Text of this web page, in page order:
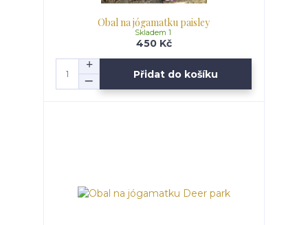
Obal na jógamatku paisley
450 Kč
Skladem 1
Přidat do košíku